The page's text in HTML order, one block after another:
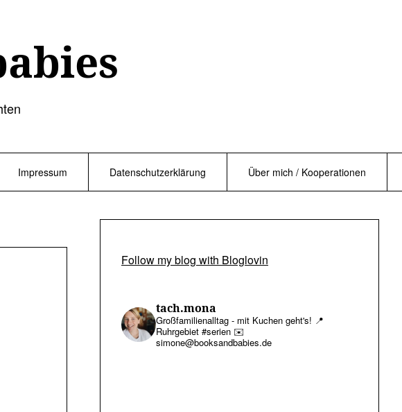
Impressum Datenschutzerklärung Über mich / Kooperationen
Follow my blog with Bloglovin
tach.mona
Großfamilienalltag - mit Kuchen geht's! 📍
Ruhrgebiet #serien ✉️
simone@booksandbabies.de